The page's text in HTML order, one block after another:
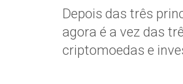
Depois das três
agora é a vez das
criptomoedas e